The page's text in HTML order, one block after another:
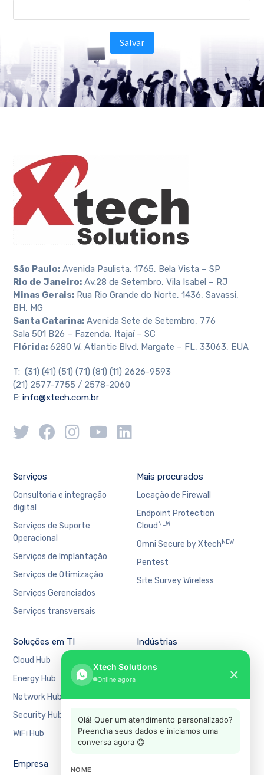
São Paulo: Avenida Paulista, 1765, Bela Vista – SP
Rio de Janeiro: Av.28 de Setembro, Vila Isabel – RJ
Minas Gerais: Rua Rio Grande do Norte, 1436, Savassi,
BH, MG
Santa Catarina: Avenida Sete de Setembro, 776
Sala 501 B26 – Fazenda, Itajaí – SC
Flórida: 6280 W. Atlantic Blvd. Margate – FL, 33063, EUA
T: (31) (41) (51) (71) (81) (11) 2626-9593
(21) 2577-7755 / 2578-2060
E:info@xtech.com.br
Serviços
Consultoria e integração
digital
Serviços de Suporte
Operacional
Serviços de Implantação
Serviços de Otimização
Serviços Gerenciados
Serviços transversais
Mais procurados
Locação de Firewall
Endpoint Protection
Cloud NEW
Omni Secure by Xtech NEW
Pentest
Site Survey Wireless
Soluções em TI
Cloud Hub
Energy Hub
Network Hub
Security Hub
WiFi Hub
Indústrias
Manufatura
Mercado Financeiro
Varejo
Empresa
Xtech Solutions
Online agora ✕
Olá! Quer um atendimento personalizado?
Preencha seus dados e iniciamos uma
conversa agora 😊
NOME